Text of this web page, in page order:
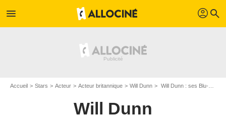
menu profil search
Accueil Stars Acteur Acteur britannique Will Dunn Will Dunn : ses Blu-Ray, DVD, VOD, SVOD
Will Dunn